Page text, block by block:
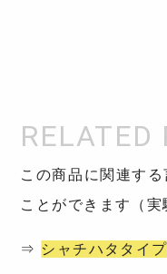
この商品に関連す
ことができます（実
⇒ シャチハタタイプ